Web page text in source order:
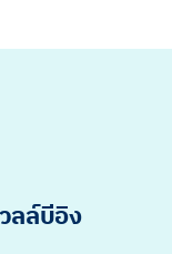
ลล์บีอิง